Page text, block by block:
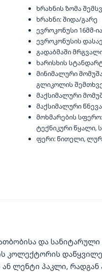
ხრახნის ზომა
ხრახნი: შიდა/გარე
ევროკონუსი 16მმ-
ევროკონუსის
გადაბმაში
ხარისხის
მინიმალური
გლიკოლის
მაქსიმალური
მაქსიმალური
მოხმარების
ტექნიკური წყალი,
ფერი: წითელი,
და
კოლექტორის
ლენტი პაკლი, რადგან